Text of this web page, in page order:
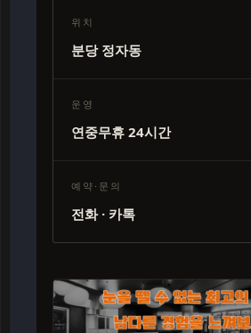
위치
분당 정자동
운영
연중무휴 24시간
예약·문의
전화 · 카톡